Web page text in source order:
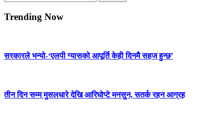
for:
Trending Now
सरकारले भन्यो-‘एलपी ग्यासको आपूर्ति केही दिनमै सहज हुन्छ’
तीन दिन सम्म मुसलधारे देखि आरिघोप्टे मनसुन, सतर्क रहन आग्रह